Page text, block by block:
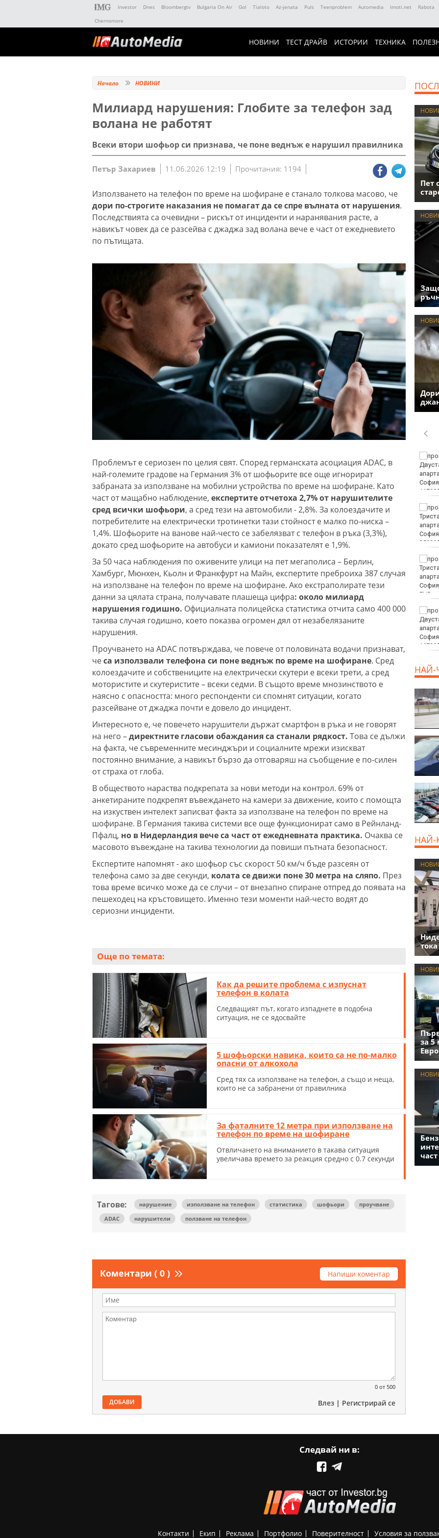
Investor Dnes Bloombergtv Bulgaria On Air Gol Tialoto Az-jenata Puls Teenproblem Automedia Imoti.net Rabota
Chernomore
НОВИНИ ТЕСТ ДРАЙВ ИСТОРИИ ТЕХНИКА
Начало НОВИНИ
Милиард нарушения: Глобите за телефон зад
волана не работят
Всеки втори шофьор си признава, че поне веднъж е нарушил правилника
Петър Захариев 11.06.2026 12:19 Прочитания: 1194
Използването на телефон по време на шофиране е станало толкова масово, че
дори по-строгите наказания не помагат да се спре вълната от нарушения.
Последствията са очевидни – рискът от инциденти и наранявания расте, а
навикът човек да се разсейва с джаджа зад волана вече е част от ежедневието
по пътищата.
Проблемът е сериозен по целия свят. Според германската асоциация ADAC, в
най-големите градове на Германия 3% от шофьорите все още игнорират
забраната за използване на мобилни устройства по време на шофиране. Като
част от мащабно наблюдение, експертите отчетоха 2,7% от нарушителите
сред всички шофьори, а сред тези на автомобили - 2,8%. За колоездачите и
потребителите на електрически тротинетки тази стойност е малко по-ниска –
1,4%. Шофьорите на ванове най-често се забелязват с телефон в ръка (3,3%),
докато сред шофьорите на автобуси и камиони показателят е 1,9%.
За 50 часа наблюдения по оживените улици на пет мегаполиса – Берлин,
Хамбург, Мюнхен, Кьолн и Франкфурт на Майн, експертите преброиха 387 случая
на използване на телефон по време на шофиране. Ако екстраполирате тези
данни за цялата страна, получавате плашеща цифра: около милиард
нарушения годишно. Официалната полицейска статистика отчита само 400 000
такива случая годишно, което показва огромен дял от незабелязаните
нарушения.
Проучването на ADAC потвърждава, че повече от половината водачи признават,
чеса използвали телефона си поне веднъж по време на шофиране. Сред
колоездачите и собствениците на електрически скутери е всеки трети, а сред
мотористите и скутеристите – всеки седми. В същото време мнозинството е
наясно с опасността: много респонденти си спомнят ситуации, когато
разсейване от джаджа почти е довело до инцидент.
Интересното е, че повечето нарушители държат смартфон в ръка и не говорят
на него –директните гласови обаждания са станали рядкост. Това се дължи
на факта, че съвременните месинджъри и социалните мрежи изискват
постоянно внимание, а навикът бързо да отговаряш на съобщение е по-силен
от страха от глоба.
В обществото нараства подкрепата за нови методи на контрол. 69% от
анкетираните подкрепят въвеждането на камери за движение, които с помощта
на изкуствен интелект записват факта за използване на телефон по време на
шофиране. В Германия такива системи все още функционират само в Рейнланд-
Пфалц, но в Нидерландия вече са част от ежедневната практика. Очаква се
масовото въвеждане на такива технологии да повиши пътната безопасност.
Експертите напомнят - ако шофьор със скорост 50 км/ч бъде разсеян от
телефона само за две секунди, колата се движи поне 30 метра на сляпо. През
това време всичко може да се случи – от внезапно спиране отпред до появата на
пешеходец на кръстовището. Именно тези моменти най-често водят до
сериозни инциденти.
Още по темата:
Как да решите проблема с изпуснат
телефон в колата
Следващият път, когато изпаднете в подобна
ситуация, не се ядосвайте
5 шофьорски навика, които са не по-малко
опасни от алкохола
Сред тях са използване на телефон, а също и неща,
които не са забранени от правилника
За фаталните 12 метра при използване на
телефон по време на шофиране
Отвличането на вниманието в такава ситуация
увеличава времето за реакция средно с 0.7 секунди
Тагове: нарушение използване на телефон статистика шофьори
проучване
ADAC
нарушители ползване на телефон
Коментари ( 0 ) Напиши коментар
0 от 500
ДОБАВИ Влез | Регистрирай се
Пет
август)
Без ток във Варна на 7
август 2026
Започва изплащането
на пенсиите
Времето във Варна на 7
август 2026
EUR
800
НАЙ-
НАЙ-
за 5
част
Следвай ни в:
Контакти Екип Реклама Портфолио Поверителност Условия за